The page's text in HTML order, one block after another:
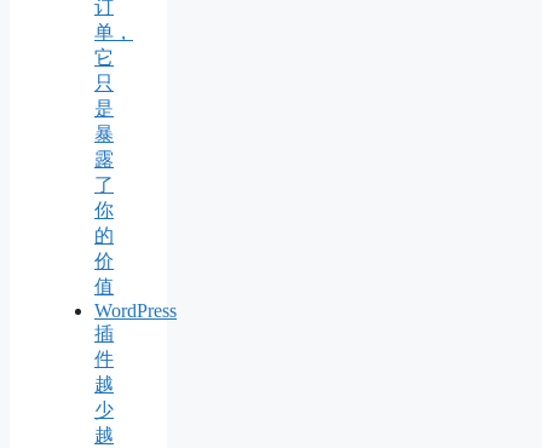
订
单，
它
只
是
暴
露
了
你
的
价
值
WordPress
插
件
越
少
越